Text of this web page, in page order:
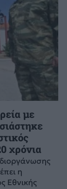
με
χρόνια
η
Εθνικής